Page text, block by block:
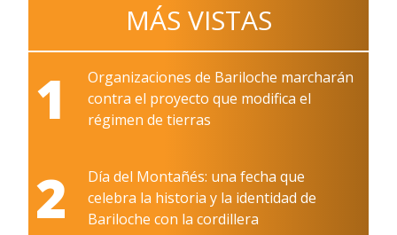
MÁS VISTAS
1
Organizaciones de Bariloche marcharán
contra el proyecto que modifica el
régimen de tierras
2
Día del Montañés: una fecha que
celebra la historia y la identidad de
Bariloche con la cordillera